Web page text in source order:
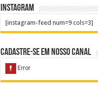
Instagram
[instagram-feed num=9 cols=3]
Cadastre-se em nosso Canal